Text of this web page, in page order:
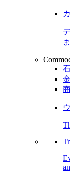
金